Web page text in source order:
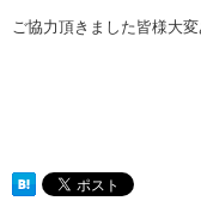
ご協力頂きました皆様大